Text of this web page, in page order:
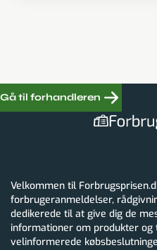
Gå til forhandleren
Velkommen til
forbrugeranmeldelser,
dedikerede til at give dig de
informationer om produkter
velinformerede